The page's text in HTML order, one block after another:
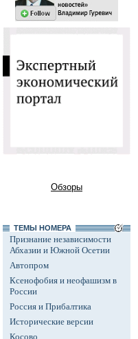
Обзоры
ТЕМЫ НОМЕРА
Признание независимости
Абхазии и Южной Осетии
Автопром
Ксенофобия и неофашизм в
России
Россия и Прибалтика
Исторические версии
Косово